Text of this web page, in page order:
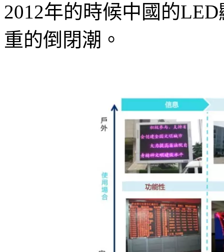
2012年的時候中國的
重的倒閉潮。